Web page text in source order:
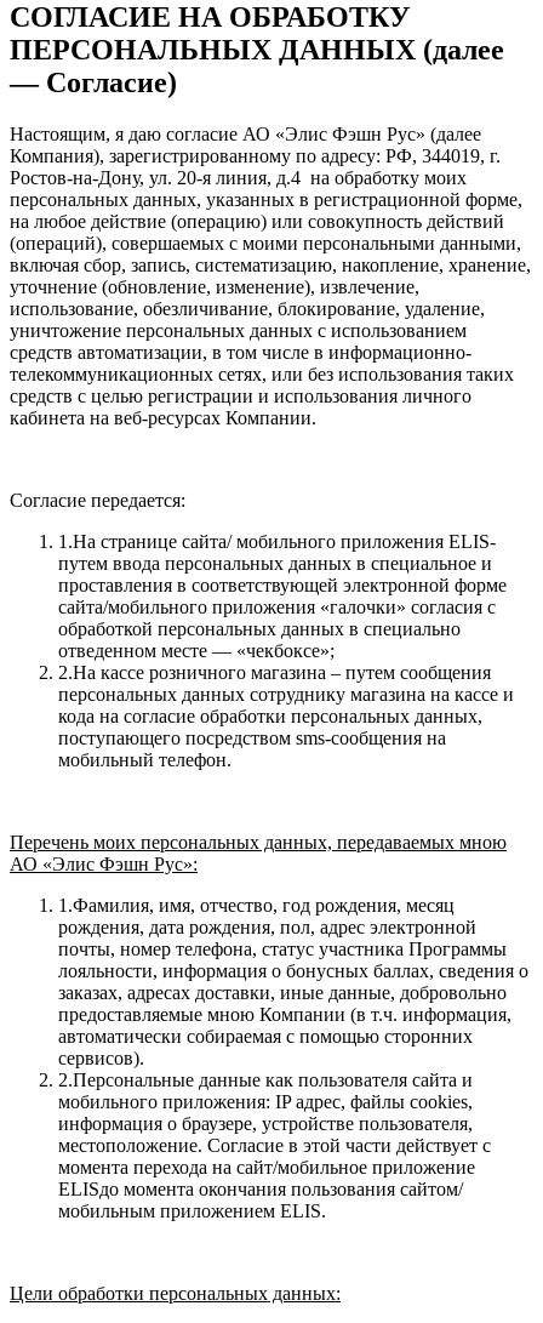
СОГЛАСИЕ НА ОБРАБОТКУ
ПЕРСОНАЛЬНЫХ ДАННЫХ (далее
— Согласие)
Настоящим, я даю согласие АО «Элис Фэшн Рус» (далее
Компания), зарегистрированному по адресу: РФ, 344019, г.
Ростов-на-Дону, ул. 20-я линия, д.4 на обработку моих
персональных данных, указанных в регистрационной форме,
на любое действие (операцию) или совокупность действий
(операций), совершаемых с моими персональными данными,
включая сбор, запись, систематизацию, накопление, хранение,
уточнение (обновление, изменение), извлечение,
использование, обезличивание, блокирование, удаление,
уничтожение персональных данных с использованием
средств автоматизации, в том числе в информационно-
телекоммуникационных сетях, или без использования таких
средств с целью регистрации и использования личного
кабинета на веб-ресурсах Компании.
Согласие передается:
1.На странице сайта/ мобильного приложения ELIS-
путем ввода персональных данных в специальное и
проставления в соответствующей электронной форме
сайта/мобильного приложения «галочки» согласия с
обработкой персональных данных в специально
отведенном месте — «чекбоксе»;
2.На кассе розничного магазина – путем сообщения
персональных данных сотруднику магазина на кассе и
кода на согласие обработки персональных данных,
поступающего посредством sms-сообщения на
мобильный телефон.
Перечень моих персональных данных, передаваемых мною
АО «Элис Фэшн Рус»:
1.Фамилия, имя, отчество, год рождения, месяц
рождения, дата рождения, пол, адрес электронной
почты, номер телефона, статус участника Программы
лояльности, информация о бонусных баллах, сведения о
заказах, адресах доставки, иные данные, добровольно
предоставляемые мною Компании (в т.ч. информация,
автоматически собираемая с помощью сторонних
сервисов).
2.Персональные данные как пользователя сайта и
мобильного приложения: IP адрес, файлы cookies,
информация о браузере, устройстве пользователя,
местоположение. Согласие в этой части действует с
момента перехода на сайт/мобильное приложение
ELISдо момента окончания пользования сайтом/
мобильным приложением ELIS.
Цели обработки персональных данных: